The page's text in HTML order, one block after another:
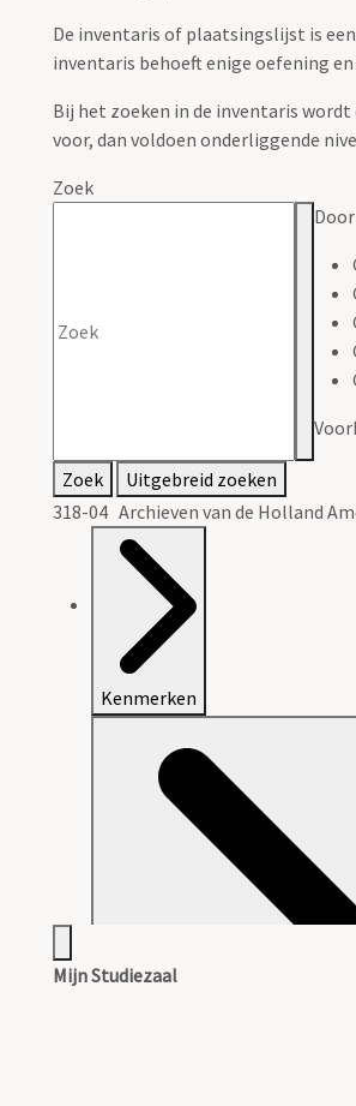
De inventaris of plaatsingslijst is
inventaris behoeft enige oefening
Bij het zoeken in de inventaris
voor, dan voldoen onderliggende
Zoek
Zoek
Uitgebreid zoeken
318-04 Archieven van de Holland
Kenmerken
Mijn Studiezaal